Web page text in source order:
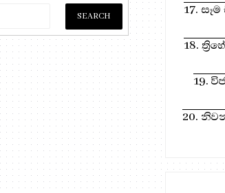
17.
18.
19.
20.